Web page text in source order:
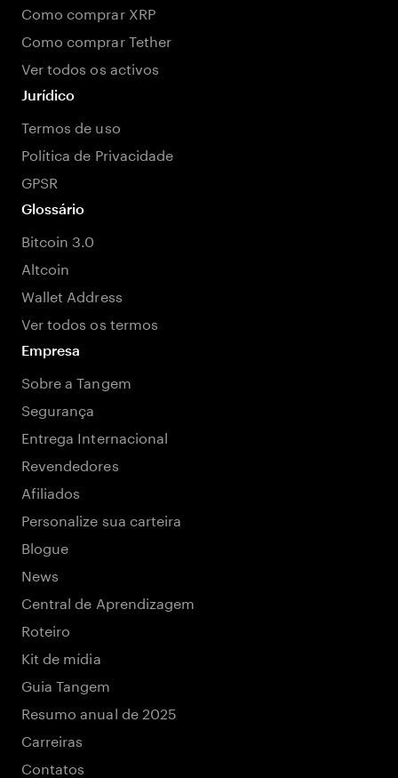
Como comprar XRP
Como comprar Tether
Ver todos os activos
Jurídico
Termos de uso
Política de Privacidade
GPSR
Glossário
Bitcoin 3.0
Altcoin
Wallet Address
Ver todos os termos
Empresa
Sobre a Tangem
Segurança
Entrega Internacional
Revendedores
Afiliados
Personalize sua carteira
Blogue
News
Central de Aprendizagem
Roteiro
Kit de mídia
Guia Tangem
Resumo anual de 2025
Carreiras
Contatos